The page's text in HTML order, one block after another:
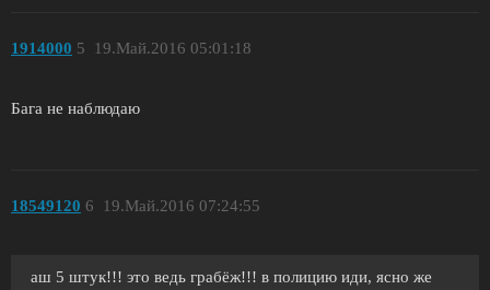
1914000 19.Май.2016 05:01:18
5
Бага не наблюдаю
18549120 19.Май.2016 07:24:55
6
аш 5 штук!!! это ведь грабёж!!! в полицию иди, ясно же